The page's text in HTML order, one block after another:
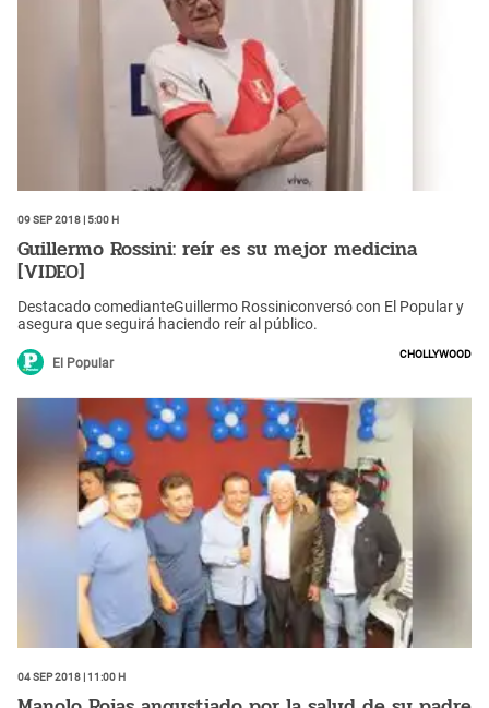
09 Sep 2018 | 5:00 h
Guillermo Rossini: reír es su mejor medicina
[VIDEO]
Destacado comedianteGuillermo Rossiniconversó con El Popular y
asegura que seguirá haciendo reír al público.
El Popular
Chollywood
04 Sep 2018 | 11:00 h